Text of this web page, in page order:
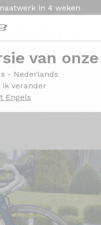
in 4 weken
van
- Nederlands
ik verander
Engels
Ultra